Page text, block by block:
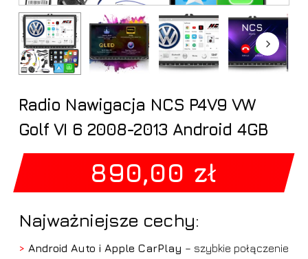
Radio Nawigacja NCS P4V9 VW
Golf VI 6 2008-2013 Android 4GB
890,00 zł
Najważniejsze cechy:
> Android Auto i Apple CarPlay – szybkie połączenie